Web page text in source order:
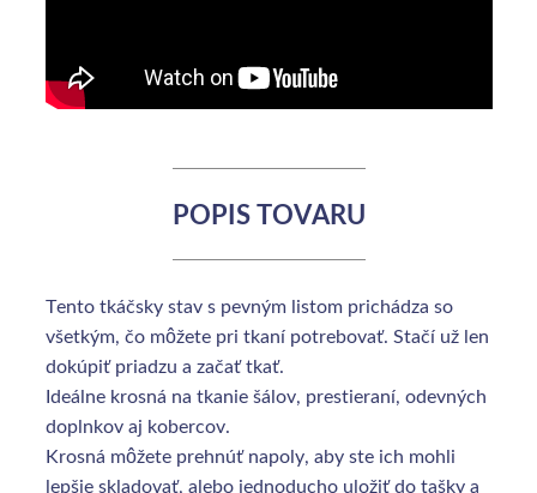
POPIS TOVARU
Tento tkáčsky stav s pevným listom prichádza so
všetkým, čo môžete pri tkaní potrebovať. Stačí už len
dokúpiť priadzu a začať tkať.
Ideálne krosná na tkanie šálov, prestieraní, odevných
doplnkov aj kobercov.
Krosná môžete prehnúť napoly, aby ste ich mohli
lepšie skladovať, alebo jednoducho uložiť do tašky a